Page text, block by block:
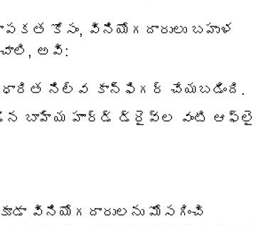
కోసం, వినియోగదారులు బహుళ
అవి:
నిల్వ కాన్ఫిగర్ చేయబడింది.
బాహ్య హార్డ్ డ్రైవ్‌ల వంటి
వినియోగదారులను మోసగించి